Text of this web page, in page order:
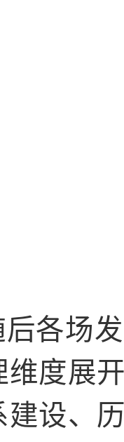
后各场
维度展
建设、